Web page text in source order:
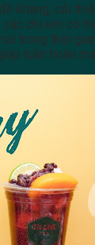
kháng, cải
các chị em có
trong thời
tuần hoàn